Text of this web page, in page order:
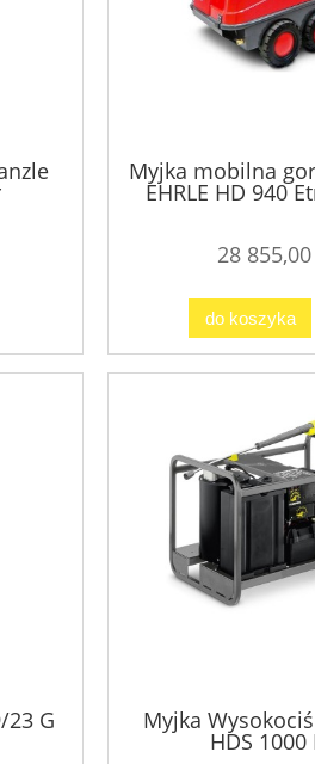
Myjka mobilna
EHRLE HD 940
28 855,00
do koszyka
G Myjka
HDS 1000